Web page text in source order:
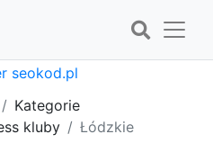
Kategorie
kluby Łódzkie